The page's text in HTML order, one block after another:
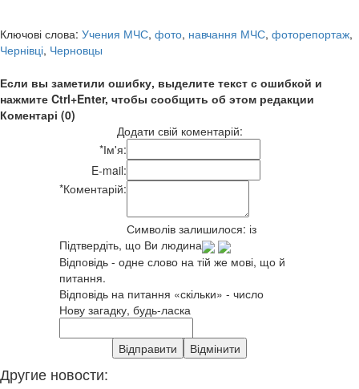
Ключові слова: Учения МЧС, фото, навчання МЧС, фоторепортаж,
Чернівці, Черновцы
Если вы заметили ошибку, выделите текст с ошибкой и
нажмите Ctrl+Enter, чтобы сообщить об этом редакции
Коментарі (0)
Додати свій коментарій:
*Ім'я:
E-mail:
*Коментарій:
Символів залишилося: із
Підтвердіть, що Ви людина
Відповідь - одне слово на тій же мові, що й
питання.
Відповідь на питання «скільки» - число
Нову загадку, будь-ласка
Другие новости: